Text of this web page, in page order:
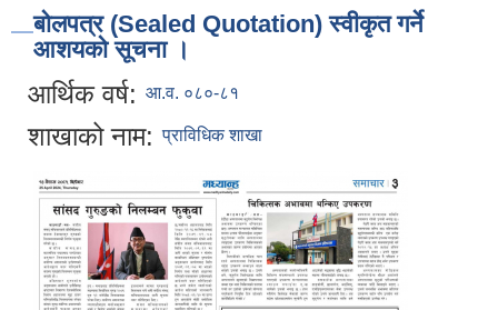
बोलपत्र (Sealed Quotation) स्वीकृत गर्ने
आशयको सूचना ।
आर्थिक वर्ष: आ.व. ०८०-८१
शाखाको नाम: प्राविधिक शाखा